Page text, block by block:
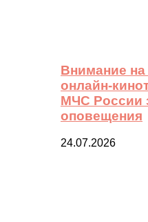
Внимание
онлайн-
МЧС России
оповещения
24.07.2026